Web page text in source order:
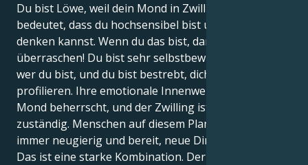
Du bist Löwe, weil dein Mond in Zwillinge steht, was
bedeutet, dass du hochsensibel bist und schnell
denken kannst. Wenn du das bist, dann lass dich
überraschen! Du bist sehr selbstbewusst, du weißt,
wer du bist, und du bist bestrebt, dich als Löwe zu
profilieren. Ihre emotionale Innenwelt wird vom
Mond beherrscht, und der Zwilling ist für sie
zuständig. Menschen auf diesem Planeten sind
immer neugierig und bereit, neue Dinge zu lernen.
Das ist eine starke Kombination. Der Zwillinge-Mond